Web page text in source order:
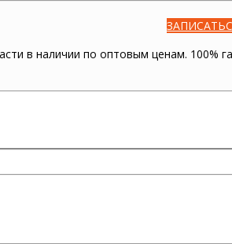
в наличии по оптовым ценам. 100%